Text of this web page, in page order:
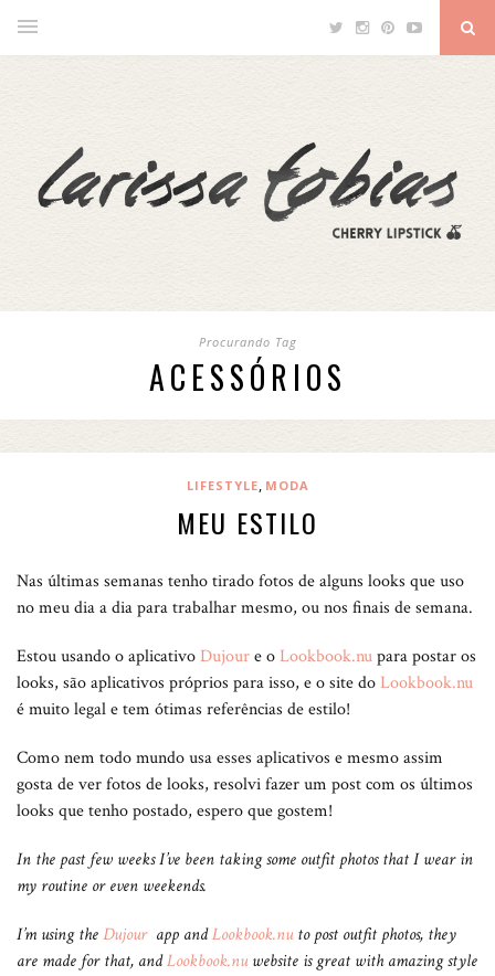
Procurando Tag
ACESSÓRIOS
LIFESTYLE, MODA
MEU ESTILO
Nas últimas semanas tenho tirado fotos de alguns looks que uso
no meu dia a dia para trabalhar mesmo, ou nos finais de semana.
Estou usando o aplicativo Dujoure oLookbook.nupara postar os
looks, são aplicativos próprios para isso, e o site doLookbook.nu
é muito legal e tem ótimas referências de estilo!
Como nem todo mundo usa esses aplicativos e mesmo assim
gosta de ver fotos de looks, resolvi fazer um post com os últimos
looks que tenho postado, espero que gostem!
In the past few weeks I’ve been taking some outfit photos that I wear in
my routine or even weekends.
I’m using theDujourapp andLookbook.nuto post outfit photos, they
are made for that, andLookbook.nuwebsite is great with amazing style